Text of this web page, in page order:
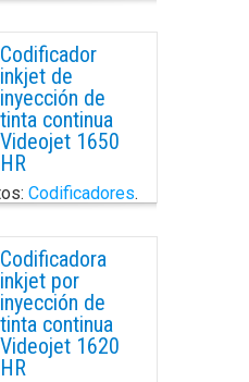
Codificador
inkjet de
inyección de
tinta continua
Videojet 1650
HR
Codificadores.
Codificadora
inkjet por
inyección de
tinta continua
Videojet 1620
HR